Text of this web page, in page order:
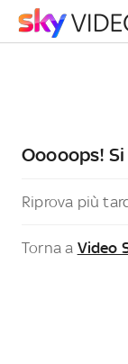
Ooooops!
Riprova più
Torna a Video